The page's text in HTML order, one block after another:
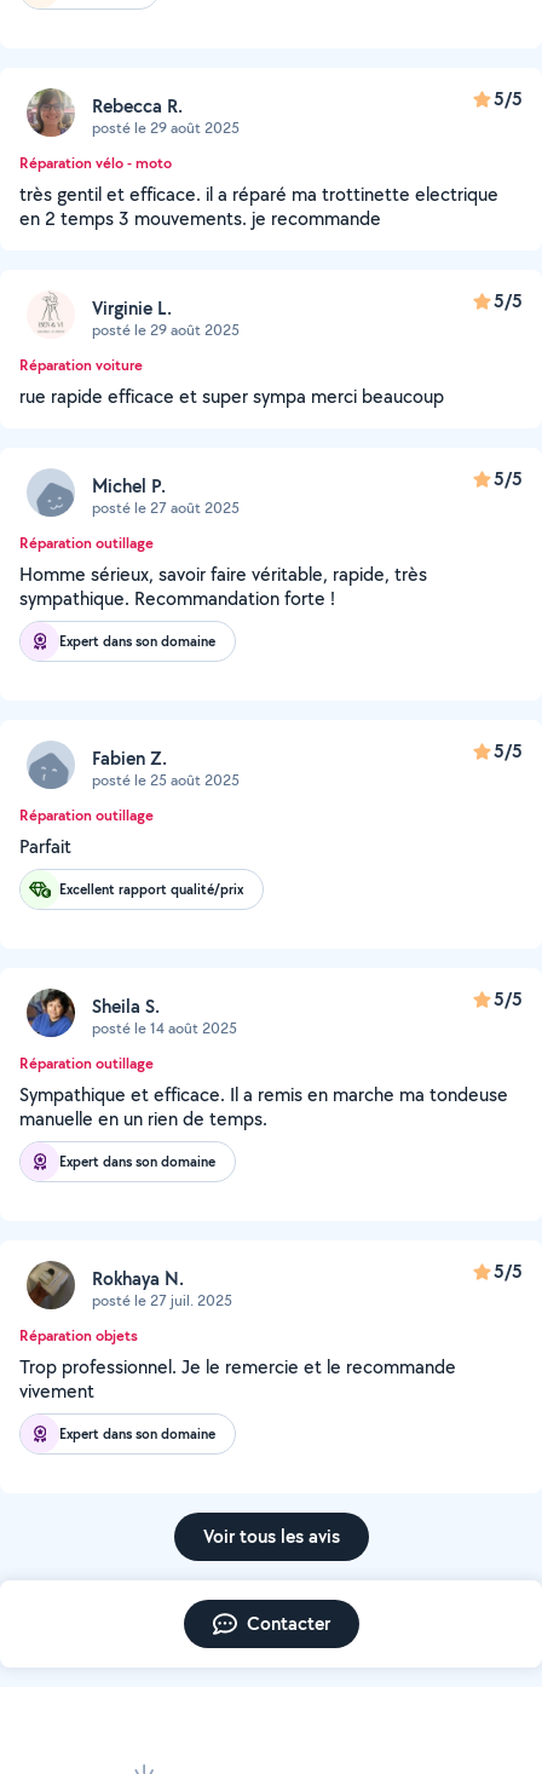
Rebecca R.
posté le 29 août 2025
5/5
Réparation vélo - moto
très gentil et efficace. il a réparé ma trottinette electrique
en 2 temps 3 mouvements. je recommande
Virginie L.
posté le 29 août 2025
5/5
Réparation voiture
rue rapide efficace et super sympa merci beaucoup
Michel P.
posté le 27 août 2025
5/5
Réparation outillage
Homme sérieux, savoir faire véritable, rapide, très
sympathique. Recommandation forte !
Expert dans son domaine
Fabien Z.
posté le 25 août 2025
5/5
Réparation outillage
Parfait
Excellent rapport qualité/prix
Sheila S.
posté le 14 août 2025
5/5
Réparation outillage
Sympathique et efficace. Il a remis en marche ma tondeuse
manuelle en un rien de temps.
Expert dans son domaine
Rokhaya N.
posté le 27 juil. 2025
5/5
Réparation objets
Trop professionnel. Je le remercie et le recommande
vivement
Expert dans son domaine
Voir tous les avis
Contacter